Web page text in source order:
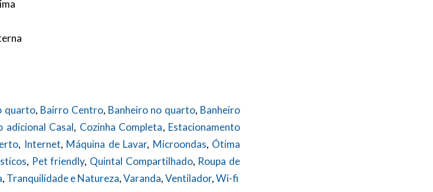
quarto, Bairro Centro, Banheiro no quarto, Banheiro
adicional Casal, Cozinha Completa, Estacionamento
, Internet, Máquina de Lavar, Microondas, Ótima
, Pet friendly, Quintal Compartilhado, Roupa de
, Tranquilidade e Natureza,Varanda,Ventilador,Wi-fi